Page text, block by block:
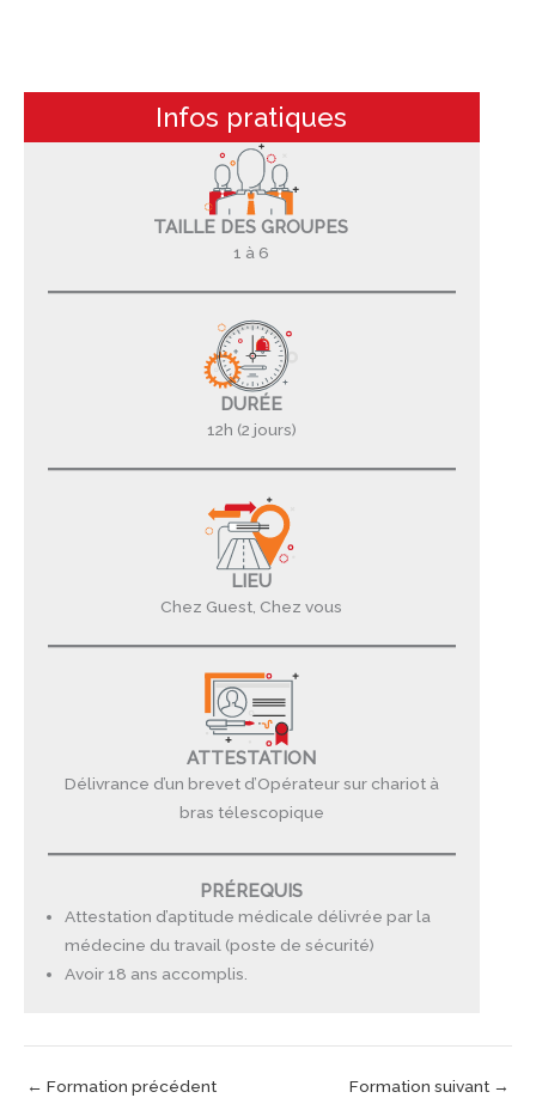
Infos pratiques
TAILLE DES GROUPES
1 à 6
DURÉE
12h (2 jours)
LIEU
Chez Guest, Chez vous
ATTESTATION
Délivrance d’un brevet d’Opérateur sur chariot à
bras télescopique
PRÉREQUIS
Attestation d’aptitude médicale délivrée par la
médecine du travail (poste de sécurité)
Avoir 18 ans accomplis.
← Formation précédent Formation suivant →